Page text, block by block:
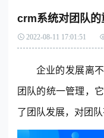
crm系统对团队的
2022-08-11 17:01:51
企业的发展离
团队的统一管理，
了团队发展，对团